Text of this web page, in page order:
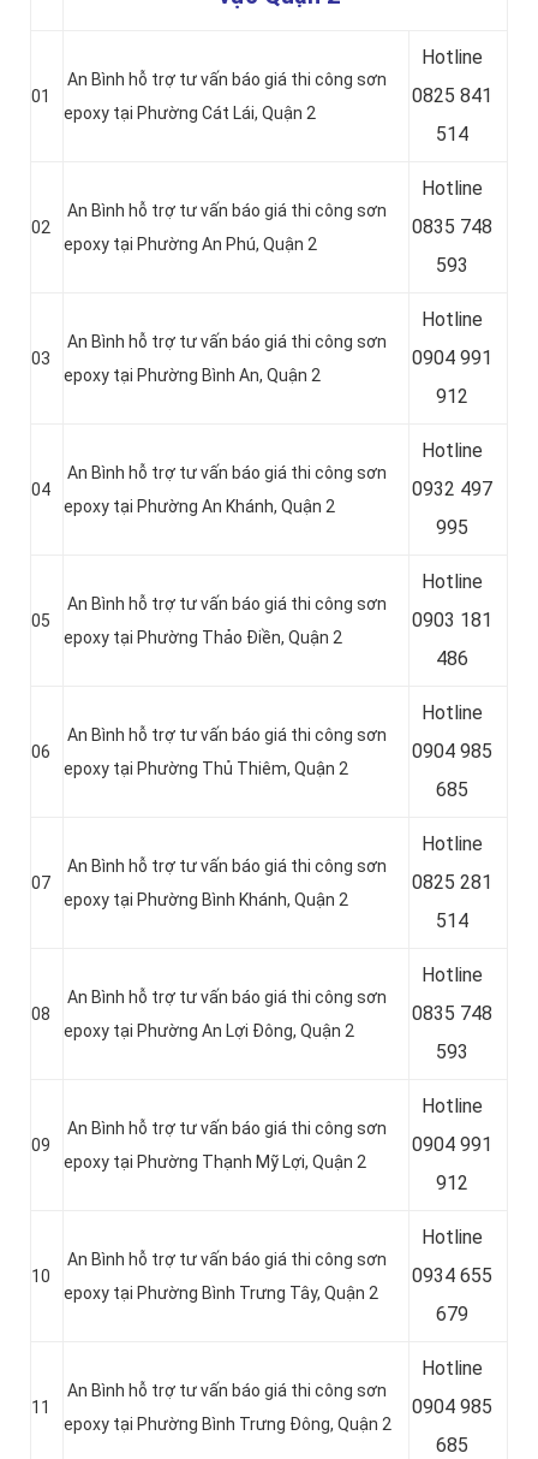
01
An Bình hỗ trợ tư vấn báo giá thi công sơn
epoxy tại Phường Cát Lái, Quận 2
Hotline
0825 841
514
02
An Bình hỗ trợ tư vấn báo giá thi công sơn
epoxy tại Phường An Phú, Quận 2
Hotline
0835 748
593
03
An Bình hỗ trợ tư vấn báo giá thi công sơn
epoxy tại Phường Bình An, Quận 2
Hotline
0904 991
912
04
An Bình hỗ trợ tư vấn báo giá thi công sơn
epoxy tại Phường An Khánh, Quận 2
Hotline
0932 497
995
05
An Bình hỗ trợ tư vấn báo giá thi công sơn
epoxy tại Phường Thảo Điền, Quận 2
Hotline
0903 181
486
06
An Bình hỗ trợ tư vấn báo giá thi công sơn
epoxy tại Phường Thủ Thiêm, Quận 2
Hotline
0904 985
685
07
An Bình hỗ trợ tư vấn báo giá thi công sơn
epoxy tại Phường Bình Khánh, Quận 2
Hotline
0825 281
514
08
An Bình hỗ trợ tư vấn báo giá thi công sơn
epoxy tại Phường An Lợi Đông, Quận 2
Hotline
0835 748
593
09
An Bình hỗ trợ tư vấn báo giá thi công sơn
epoxy tại Phường Thạnh Mỹ Lợi, Quận 2
Hotline
0904 991
912
10
An Bình hỗ trợ tư vấn báo giá thi công sơn
epoxy tại Phường Bình Trưng Tây, Quận 2
Hotline
0934 655
679
11
An Bình hỗ trợ tư vấn báo giá thi công sơn
epoxy tại Phường Bình Trưng Đông, Quận 2
Hotline
0904 985
685